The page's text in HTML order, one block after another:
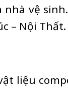
nhà vệ
– Nội Thất.
liệu